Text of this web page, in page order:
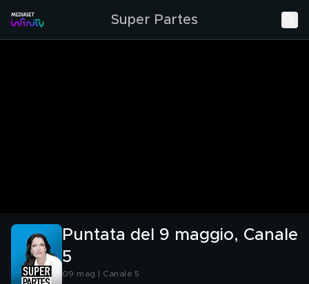
Super Partes
Puntata del 9 maggio, Canale
5
09 mag | Canale 5